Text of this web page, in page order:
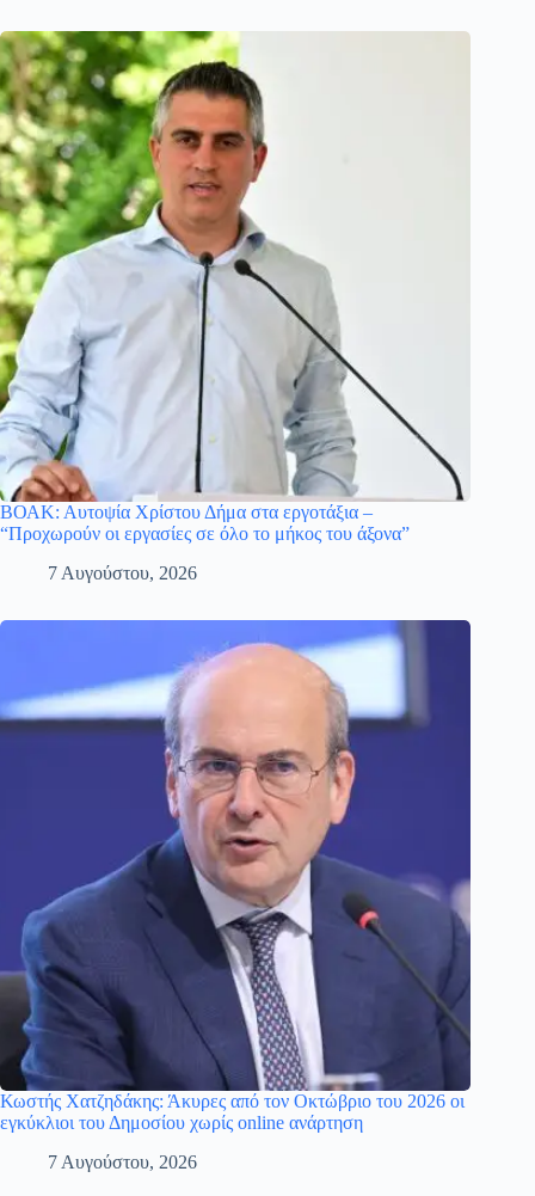
ΒΟΑΚ: Αυτοψία Χρίστου Δήμα στα εργοτάξια –
“Προχωρούν οι εργασίες σε όλο το μήκος του άξονα”
7 Αυγούστου, 2026
Κωστής Χατζηδάκης: Άκυρες από τον Οκτώβριο του 2026 οι
εγκύκλιοι του Δημοσίου χωρίς online ανάρτηση
7 Αυγούστου, 2026